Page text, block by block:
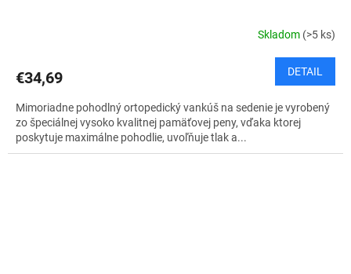
Skladom (>5 ks)
€34,69 DETAIL
Mimoriadne pohodlný ortopedický vankúš na sedenie je vyrobený
zo špeciálnej vysoko kvalitnej pamäťovej peny, vďaka ktorej
poskytuje maximálne pohodlie, uvoľňuje tlak a...